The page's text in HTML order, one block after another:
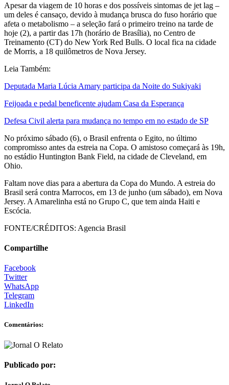
Apesar da viagem de 10 horas e dos possíveis sintomas de jet lag –
um deles é cansaço, devido à mudança brusca do fuso horário que
afeta o metabolismo – a seleção fará o primeiro treino na tarde de
hoje (2), a partir das 17h (horário de Brasília), no Centro de
Treinamento (CT) do New York Red Bulls. O local fica na cidade
de Morris, a 18 quilômetros de Nova Jersey.
Leia Também:
Deputada Maria Lúcia Amary participa da Noite do Sukiyaki
Feijoada e pedal beneficente ajudam Casa da Esperança
Defesa Civil alerta para mudança no tempo em no estado de SP
No próximo sábado (6), o Brasil enfrenta o Egito, no último
compromisso antes da estreia na Copa. O amistoso começará às 19h,
no estádio Huntington Bank Field, na cidade de Cleveland, em
Ohio.
Faltam nove dias para a abertura da Copa do Mundo. A estreia do
Brasil será contra Marrocos, em 13 de junho (um sábado), em Nova
Jersey. A Amarelinha está no Grupo C, que tem ainda Haiti e
Escócia.
FONTE/CRÉDITOS: Agencia Brasil
Compartilhe
Facebook
Twitter
WhatsApp
Telegram
LinkedIn
Comentários:
Publicado por: